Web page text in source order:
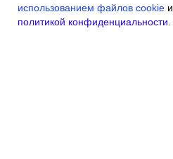
Главная Каталог магазина
использованием файлов cookie и
политикой конфиденциальности